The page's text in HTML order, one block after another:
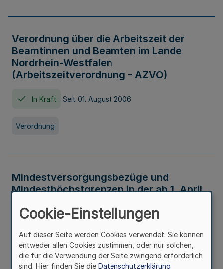
Verordnung über die Arbeitszeit der
Beamtinnen und Beamten im Lande
Nordrhein-Westfalen
(Arbeitszeitverordnung - AZVO)
In Kraft Seit 01. August 2006
Verordnung
Mindestversorgungsbezüge und
Mindesthöchstgrenzen in der ab 1. April
Verwaltungsvorschrift
Cookie-Einstellungen
Auf dieser Seite werden Cookies verwendet. Sie können
entweder allen Cookies zustimmen, oder nur solchen,
die für die Verwendung der Seite zwingend erforderlich
sind. Hier finden Sie die Datenschutzerklärung